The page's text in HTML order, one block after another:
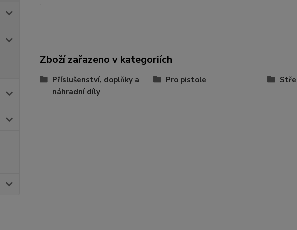
Zboží zařazeno v kategoriích
Příslušenství, doplňky a
náhradní díly
Pro pistole